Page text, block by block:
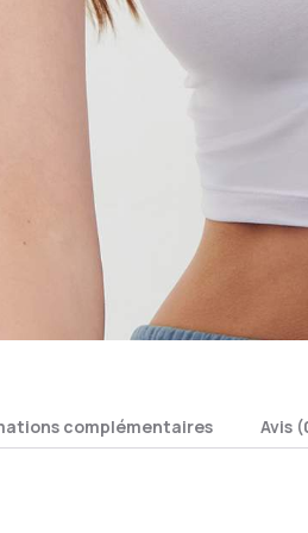
complémentaires Avis